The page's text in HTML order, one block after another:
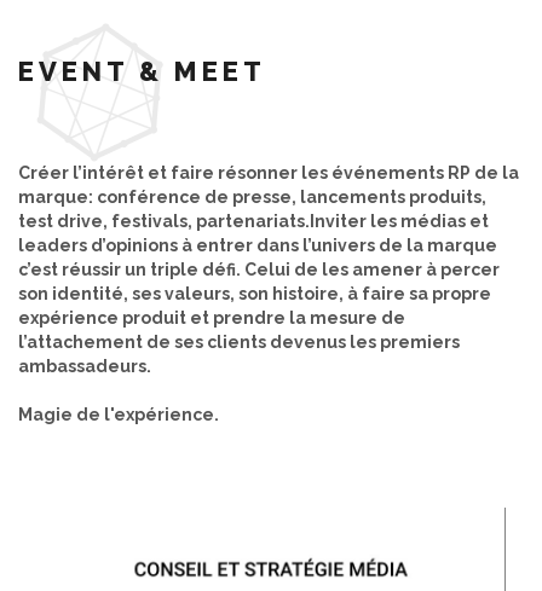
EVENT & MEET
Créer l’intérêt et faire résonner les événements RP de la
marque: conférence de presse, lancements produits,
test drive, festivals, partenariats.Inviter les médias et
leaders d’opinions à entrer dans l’univers de la marque
c’est réussir un triple défi. Celui de les amener à percer
son identité, ses valeurs, son histoire, à faire sa propre
expérience produit et prendre la mesure de
l’attachement de ses clients devenus les premiers
ambassadeurs.
Magie de l'expérience.